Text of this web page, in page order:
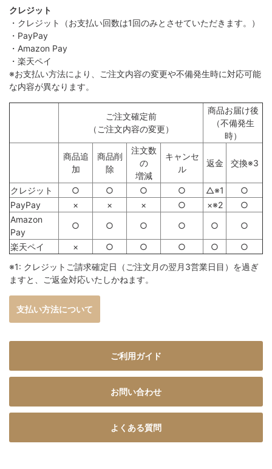
クレジット
・クレジット（お支払い回数は1回のみとさせていただきます。）
・PayPay
・Amazon Pay
・楽天ペイ
※お支払い方法により、ご注文内容の変更や不備発生時に対応可能
な内容が異なります。
ご注文確定前
（ご注文内容の変更）
商品お届け後
（不備発生
時）
商品追
加
商品削
除
注文数
の
増減
キャンセ
ル
返金 交換※3
クレジット ○ ○ ○ ○ △※1
○
PayPay
× × × ○ ×※2
○
Amazon
Pay
○ ○ ○ ○ ○ ○
楽天ペイ × ○ ○ ○ ○
○
※1: クレジットご請求確定日（ご注文月の翌月3営業日目）を過ぎ
ますと、ご返金対応いたしかねます。
支払い方法について
ご利用ガイド
お問い合わせ
よくある質問